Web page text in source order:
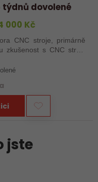
týdnů dovolené
000 Kč
CNC stroje, primárně
jste